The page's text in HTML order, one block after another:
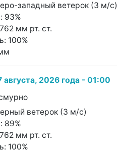
западный ветерок (3 м/с)
93%
мм рт. ст.
100%
августа, 2026 года - 01:00
ветерок (3 м/с)
89%
мм рт. ст.
100%